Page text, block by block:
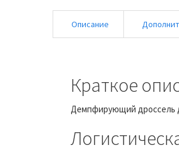
Описание
Краткое
Демпфирующий дроссель